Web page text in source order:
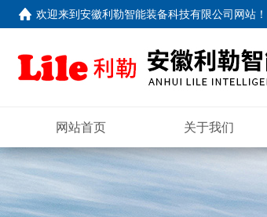
欢迎来到安徽利勒智能装备科技有限公司网站 ！
网站首页 关于我们